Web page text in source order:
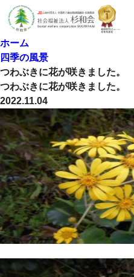
ホーム
四季の風景
つわぶきに花が咲きました。
つわぶきに花が咲きました。
2022.11.04